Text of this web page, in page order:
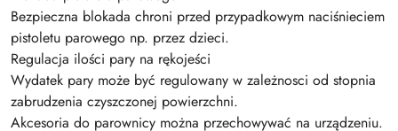
Bezpieczna blokada chroni przed przypadkowym naciśnieciem
pistoletu parowego np. przez dzieci.
Regulacja ilości pary na rękojeści
Wydatek pary może być regulowany w zależnosci od stopnia
zabrudzenia czyszczonej powierzchni.
Akcesoria do parownicy można przechowywać na urządzeniu.